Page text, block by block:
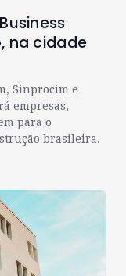
na cidade
Sinprocim e
empresas,
para o
brasileira.